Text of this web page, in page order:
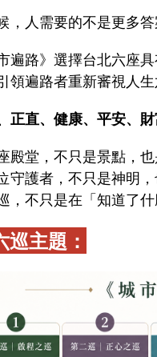
，人需要的不是更多
遍路》選擇台北六座
領遍路者重新審視人生
正直、健康、平安、財
殿堂，不只是景點，
守護者，不只是神明，
，不只是在「知道了
巡主題 ：